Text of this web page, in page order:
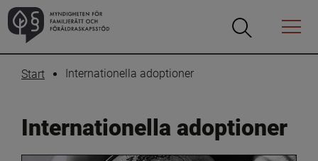
Öppna
Öppna
Menyn
Start Internationella adoptioner
Internationella adoptioner